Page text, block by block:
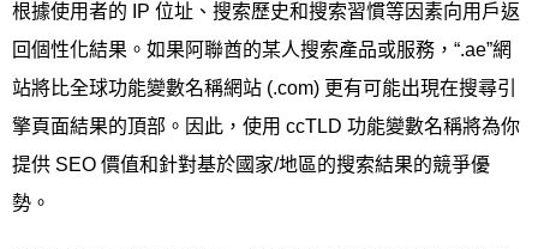
根據使用者的 IP 位址、搜索歷史和搜索習慣等因素向用戶返
回個性化結果。如果阿聯酋的某人搜索產品或服務，“.ae”網
站將比全球功能變數名稱網站 (.com) 更有可能出現在搜尋引
擎頁面結果的頂部。因此，使用 ccTLD 功能變數名稱將為你
提供 SEO 價值和針對基於國家/地區的搜索結果的競爭優
勢。